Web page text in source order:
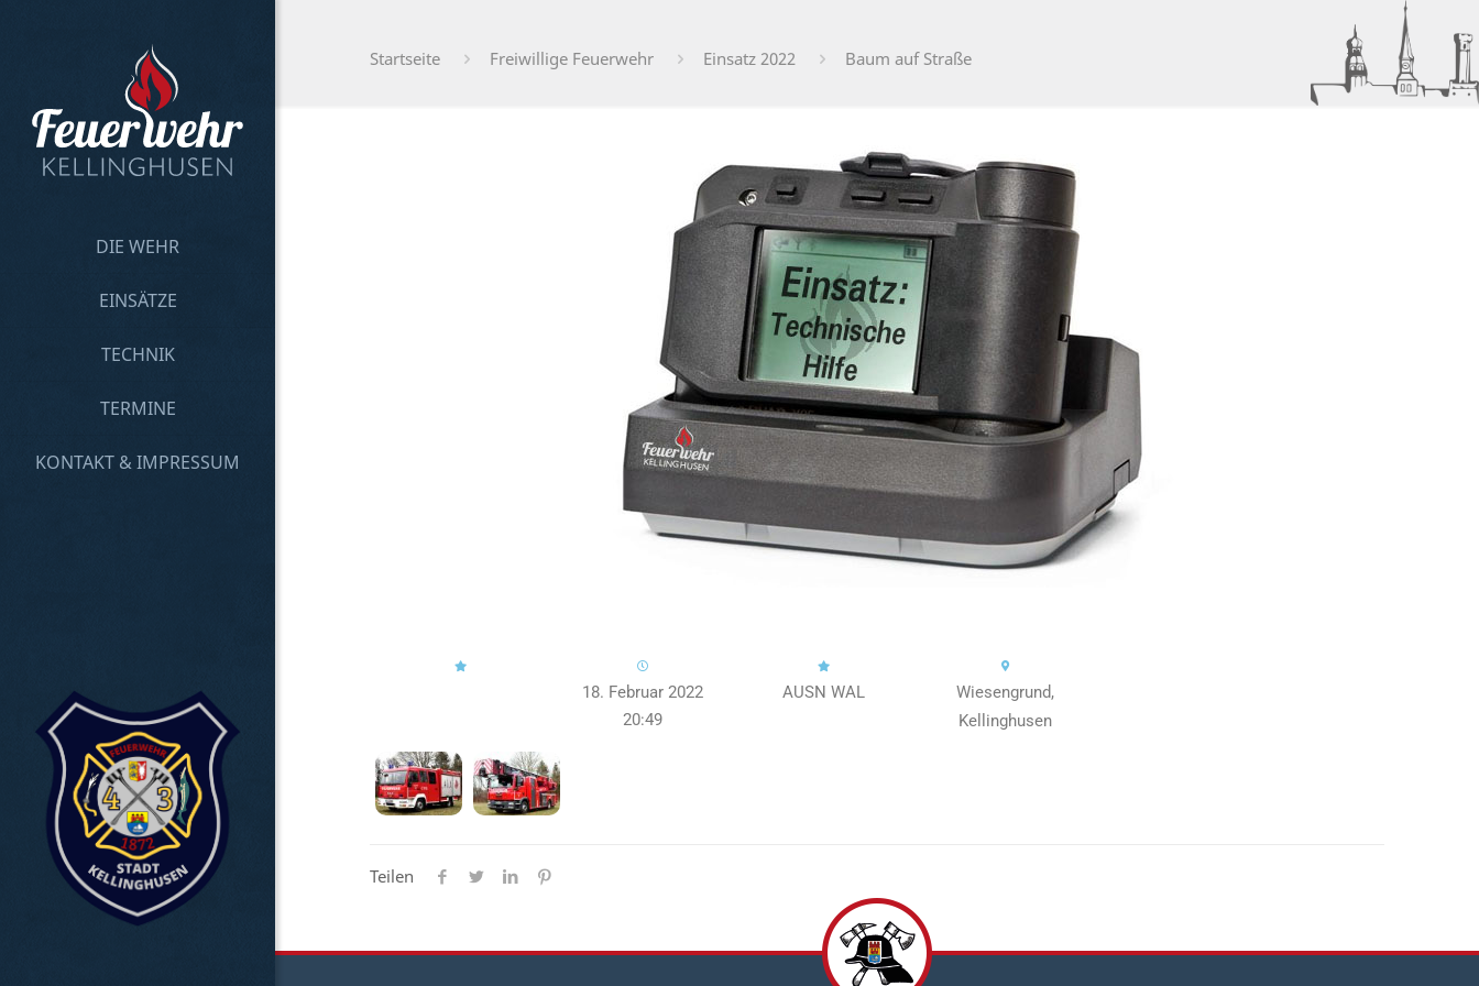
DIE WEHR
EINSÄTZE
TECHNIK
TERMINE
KONTAKT & IMPRESSUM
Startseite Freiwillige Feuerwehr Einsatz 2022 Baum auf Straße
18. Februar 2022
20:49
AUSN WAL
Wiesengrund,
Kellinghusen
Teilen